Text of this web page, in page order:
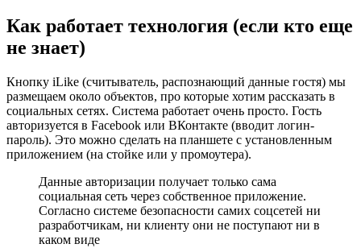
Как работает технология (если кто еще
не знает)
Кнопку iLike (считыватель, распознающий данные гостя) мы
размещаем около объектов, про которые хотим рассказать в
социальных сетях. Cистема работает очень просто. Гость
авторизуется в Facebook или ВКонтакте (вводит логин-
пароль). Это можно сделать на планшете с установленным
приложением (на стойке или у промоутера).
Данные авторизации получает только сама
социальная сеть через собственное приложение.
Согласно системе безопасности самих соцсетей ни
разработчикам, ни клиенту они не поступают ни в
каком виде